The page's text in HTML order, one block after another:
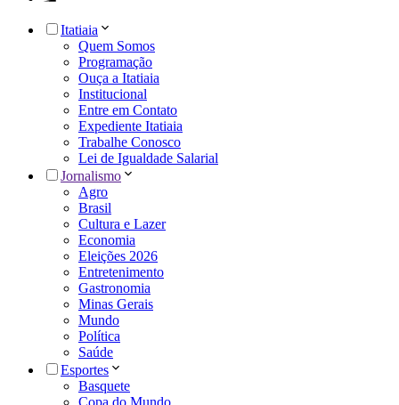
Itatiaia
Quem Somos
Programação
Ouça a Itatiaia
Institucional
Entre em Contato
Expediente Itatiaia
Trabalhe Conosco
Lei de Igualdade Salarial
Jornalismo
Agro
Brasil
Cultura e Lazer
Economia
Eleições 2026
Entretenimento
Gastronomia
Minas Gerais
Mundo
Política
Saúde
Esportes
Basquete
Copa do Mundo